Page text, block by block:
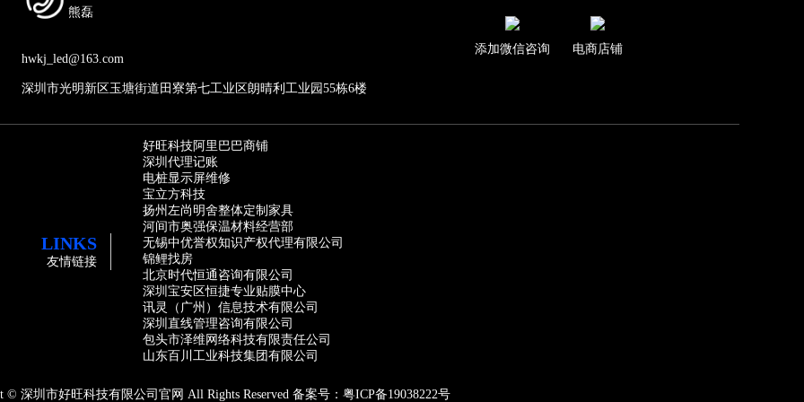
熊磊
hwkj_led@163.com
深圳市光明新区玉塘街道田寮第七工业区朗晴利工业园55栋6楼
添加微信咨询 电商店铺
LINKS
友情链接
好旺科技阿里巴巴商铺
深圳代理记账
电桩显示屏维修
宝立方科技
扬州左尚明舍整体定制家具
河间市奥强保温材料经营部
无锡中优誉权知识产权代理有限公司
锦鲤找房
北京时代恒通咨询有限公司
深圳宝安区恒捷专业贴膜中心
讯灵（广州）信息技术有限公司
深圳直线管理咨询有限公司
包头市泽维网络科技有限责任公司
山东百川工业科技集团有限公司
© 深圳市好旺科技有限公司官网 All Rights Reserved 备案号： 粤ICP备19038222号